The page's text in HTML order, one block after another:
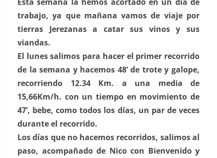
trabajo, ya que mañana vamos de viaje por
tierras Jerezanas a catar sus vinos y sus
viandas.
El lunes salimos para hacer el primer recorrido
de la semana y hacemos 48’ de trote y galope,
recorriendo 12.34 Km. a una media de
15,66Km/h. con un tiempo en movimiento de
47’, bebe, como todos los días, un par de veces
durante el recorrido.
Los días que no hacemos recorridos, salimos al
paso, acompañado de Nico con Bienvenido y